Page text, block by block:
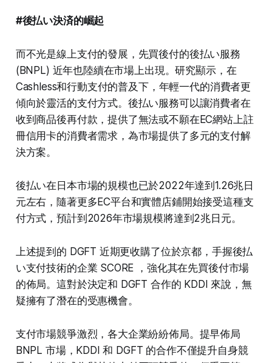
#後払い決済的崛起
而不光是線上支付的發展，先買後付的後払い服務
(BNPL) 近年也陸續在市場上出現。研究顯示，在
Cashless和行動支付的普及下，年輕一代的消費者更
傾向於靈活的支付方式。後払い服務可以讓消費者在
收到商品後再付款，提供了無法或不願在EC網站上註
冊信用卡的消費者需求，為市場提供了多元的支付解
決方案。
後払い在日本市場的規模也已於2022年達到1.26兆日
元左右，隨著更多EC平台和實體店鋪開始接受這種支
付方式，預計到2026年市場規模將達到2兆日元。
上述提到的 DGFT 近期更收購了位於京都，手握後払
い支付技術的企業 SCORE ，強化其在先買後付市場
的佈局。這對於決定和 DGFT 合作的 KDDI 來說，無
疑擁有了潛在的受惠機會。
支付市場競爭激烈，各大企業紛紛佈局。提早佈局
BNPL 市場，KDDI 和 DGFT 的合作不僅提升自身競